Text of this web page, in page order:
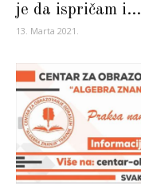
je da ispričam i...
13. Marta 2021.